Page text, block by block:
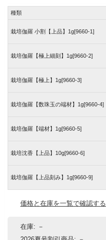
種類
栽培伽羅 小割【上品】1g[9660-1]
栽培伽羅【極上細刻】1g[9660-2]
栽培伽羅【極上】1g[9660-3]
栽培伽羅【数珠玉の端材】1g[9660-4]
栽培伽羅【端材】1g[9660-5]
栽培沈香【上品】10g[9660-6]
栽培伽羅【上品刻み】1g[9660-9]
価格と在庫を一覧で確認する
在庫: －